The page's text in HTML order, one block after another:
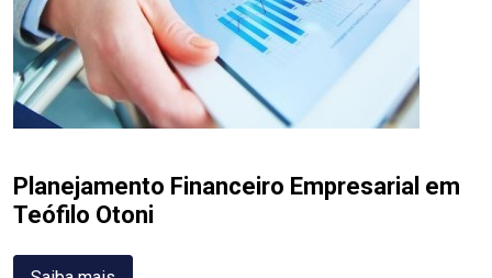
Planejamento Financeiro Empresarial em
Teófilo Otoni